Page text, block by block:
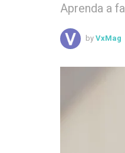
Aprenda a
by VxMag